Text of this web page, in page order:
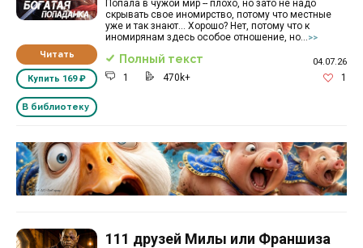
Читать
Купить 169 ₽
В библиотеку
Попала в чужой мир -- плохо, но зато не надо
скрывать свое иномирство, потому что местные
уже и так знают... Хорошо? Нет, потому что к
иномирянам здесь особое отношение, но...>>
Полный текст 04.07.26
1 470k+ 1
Реклама 16+ АО «ЛитГород»
111 друзей Милы или Франшиза